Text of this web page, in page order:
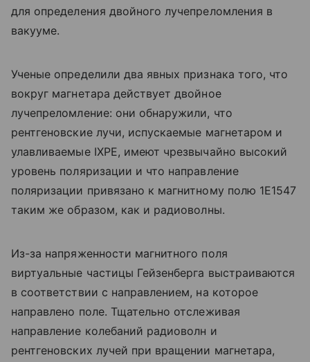
для определения двойного лучепреломления в
вакууме.
Ученые определили два явных признака того, что
вокруг магнетара действует двойное
лучепреломление: они обнаружили, что
рентгеновские лучи, испускаемые магнетаром и
улавливаемые IXPE, имеют чрезвычайно высокий
уровень поляризации и что направление
поляризации привязано к магнитному полю 1E1547
таким же образом, как и радиоволны.
Из-за напряженности магнитного поля
виртуальные частицы Гейзенберга выстраиваются
в соответствии с направлением, на которое
направлено поле. Тщательно отслеживая
направление колебаний радиоволн и
рентгеновских лучей при вращении магнетара,